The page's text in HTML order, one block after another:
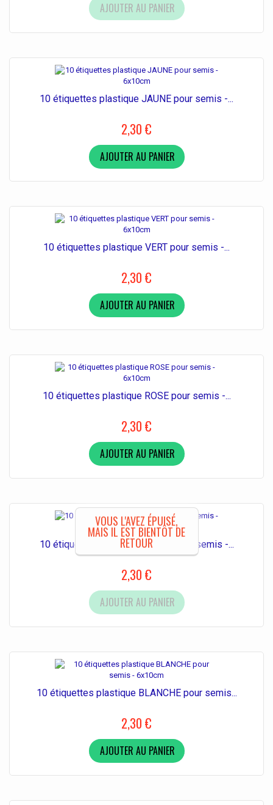
AJOUTER AU PANIER
10 étiquettes plastique JAUNE pour semis -...
2,30 €
AJOUTER AU PANIER
10 étiquettes plastique VERT pour semis -...
2,30 €
AJOUTER AU PANIER
10 étiquettes plastique ROSE pour semis -...
2,30 €
AJOUTER AU PANIER
VOUS L'AVEZ ÉPUISÉ,
MAIS IL EST BIENTÔT DE
RETOUR
10 étiquettes plastique ROUGE pour semis -...
2,30 €
AJOUTER AU PANIER
10 étiquettes plastique BLANCHE pour semis...
2,30 €
AJOUTER AU PANIER